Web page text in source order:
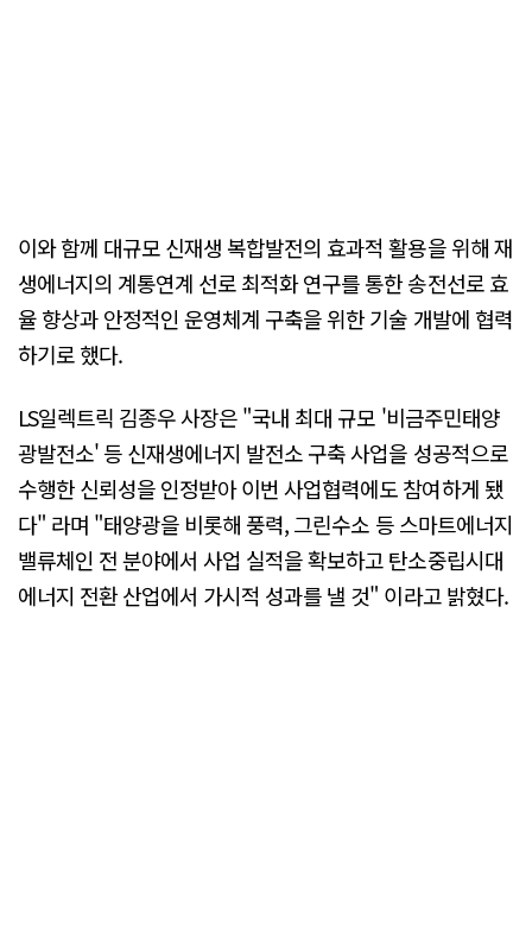
이와 함께 대규모 신재생 복합발전의 효과적 활용을 위해 재
생에너지의 계통연계 선로 최적화 연구를 통한 송전선로 효
율 향상과 안정적인 운영체계 구축을 위한 기술 개발에 협력
하기로 했다.
LS일렉트릭 김종우 사장은 "국내 최대 규모 '비금주민태양
광발전소' 등 신재생에너지 발전소 구축 사업을 성공적으로
수행한 신뢰성을 인정받아 이번 사업협력에도 참여하게 됐
다" 라며 "태양광을 비롯해 풍력, 그린수소 등 스마트에너지
밸류체인 전 분야에서 사업 실적을 확보하고 탄소중립시대
에너지 전환 산업에서 가시적 성과를 낼 것" 이라고 밝혔다.